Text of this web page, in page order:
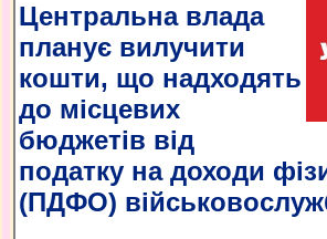
Центральна влада
планує вилучити
кошти, що надходять
до місцевих
бюджетів від
податку на доходи
(ПДФО)